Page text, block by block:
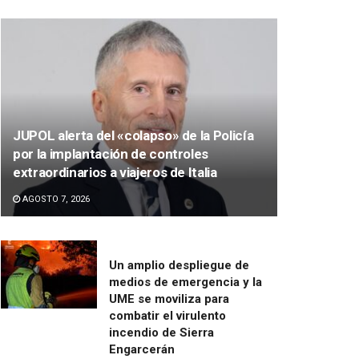
JUPOL alerta del «colapso» de la Policía
por la implantación de controles
extraordinarios a viajeros de Italia
AGOSTO 7, 2026
Un amplio despliegue de
medios de emergencia y la
UME se moviliza para
combatir el virulento
incendio de Sierra
Engarcerán